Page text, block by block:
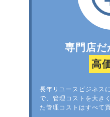
専門店だ
高
長年リユースビジネス
で、管理コストを大き
た管理コストはすべて